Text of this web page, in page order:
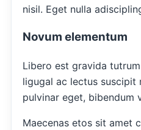
nisil. Eget nulla
Novum elementum
Libero est gravida
ligugal ac lectus suscipit
pulvinar eget, bibendum
Maecenas etos sit amet